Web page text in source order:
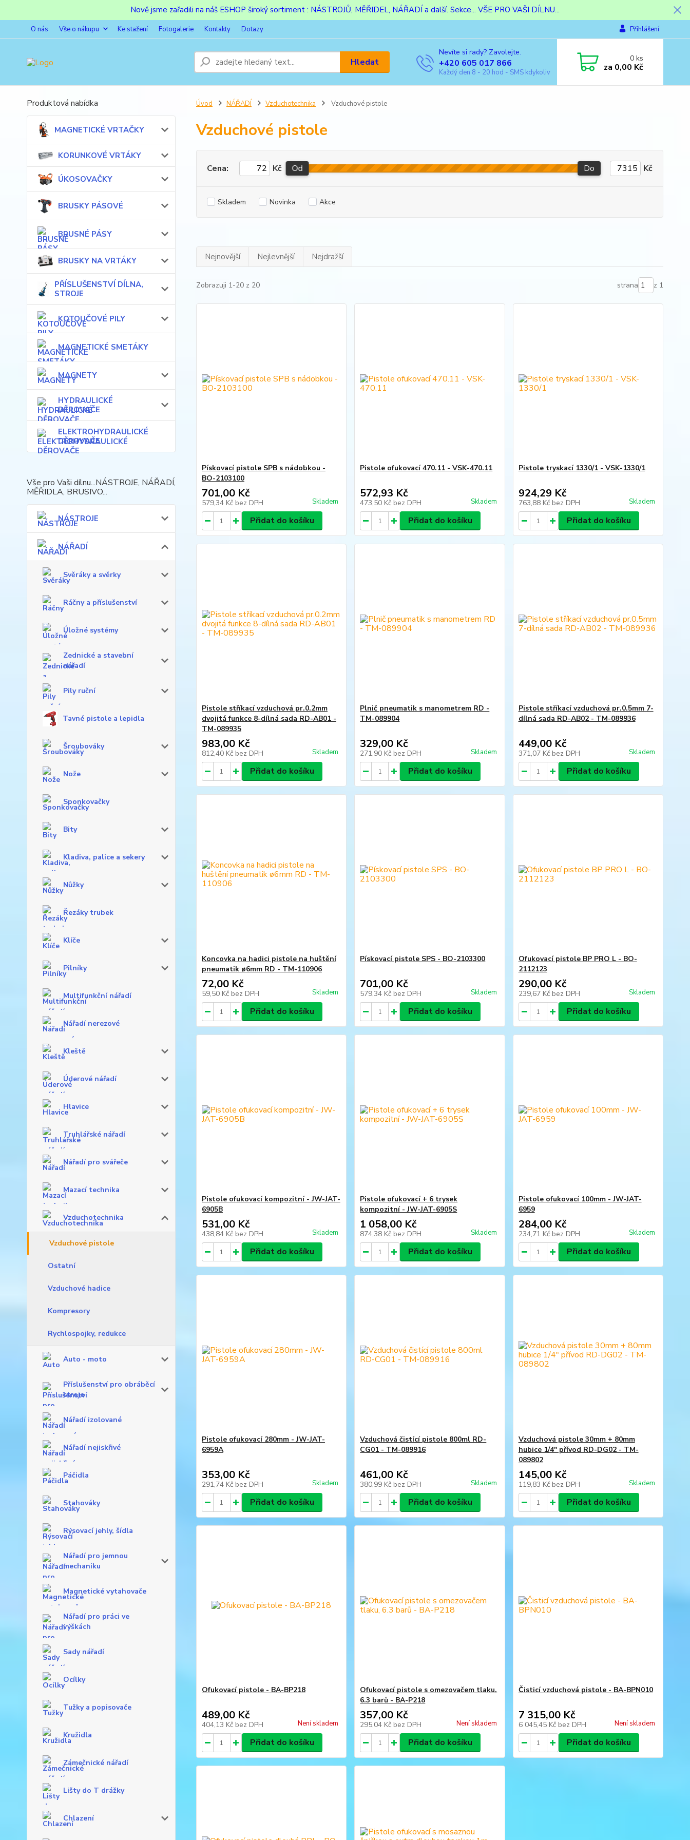
Nově jsme zařadili na náš ESHOP široký sortiment : NÁSTROJŮ, MĚŘIDEL, NÁŘADÍ a další. Sekce... VŠE PRO VAŠI DÍLNU...
O nás Vše o nákupu Ke stažení Fotogalerie Kontakty Dotazy Přihlášení
Hledat
Nevíte si rady? Zavolejte.
+420 605 017 866
Každý den 8 - 20 hod - SMS kdykoliv
0ks
za 0,00 Kč
Produktová nabídka
MAGNETICKÉ VRTAČKY
KORUNKOVÉ VRTÁKY
ÚKOSOVAČKY
BRUSKY PÁSOVÉ
BRUSNÉ PÁSY
BRUSKY NA VRTÁKY
PŘÍSLUŠENSTVÍ DÍLNA,
STROJE
KOTOUČOVÉ PILY
MAGNETICKÉ SMETÁKY
MAGNETY
HYDRAULICKÉ
DĚROVAČE
ELEKTROHYDRAULICKÉ
DĚROVAČE
Vše pro Vaši dílnu...NÁSTROJE, NÁŘADÍ,
MĚŘIDLA, BRUSIVO...
NÁSTROJE
NÁŘADÍ
Svěráky a svěrky
Ráčny a příslušenství
Úložné systémy
Zednické a stavební
nářadí
Pily ruční
Tavné pistole a lepidla
Šroubováky
Nože
Sponkovačky
Bity
Kladiva, palice a sekery
Nůžky
Řezáky trubek
Klíče
Pilníky
Multifunkční nářadí
Nářadí nerezové
Kleště
Úderové nářadí
Hlavice
Truhlářské nářadí
Nářadí pro svářeče
Mazací technika
Vzduchotechnika
Vzduchové pistole
Ostatní
Vzduchové hadice
Kompresory
Rychlospojky, redukce
Auto - moto
Příslušenství pro obráběcí
stroje
Nářadí izolované
Nářadí nejiskřivé
Páčidla
Stahováky
Rýsovací jehly, šídla
Nářadí pro jemnou
mechaniku
Magnetické vytahovače
Nářadí pro práci ve
výškách
Sady nářadí
Ocílky
Tužky a popisovače
Kružidla
Zámečnické nářadí
Lišty do T drážky
Chlazení
Úvod NÁŘADÍ Vzduchotechnika Vzduchové pistole
Vzduchové pistole
Cena: Kč Od Do Kč
Skladem Novinka Akce
Nejnovější Nejlevnější Nejdražší
Zobrazuji 1-20 z 20 strana z 1
Pískovací pistole SPB s nádobkou -
BO-2103100
701,00 Kč
579,34 Kč bez DPH Skladem
Přidat do košíku
Pistole ofukovací 470.11 - VSK-470.11
572,93 Kč
473,50 Kč bez DPH Skladem
Přidat do košíku
Pistole tryskací 1330/1 - VSK-1330/1
924,29 Kč
763,88 Kč bez DPH Skladem
Přidat do košíku
Pistole stříkací vzduchová pr.0.2mm
dvojitá funkce 8-dílná sada RD-AB01 -
TM-089935
983,00 Kč
812,40 Kč bez DPH Skladem
Přidat do košíku
Plnič pneumatik s manometrem RD -
TM-089904
329,00 Kč
271,90 Kč bez DPH Skladem
Přidat do košíku
Pistole stříkací vzduchová pr.0.5mm 7-
dílná sada RD-AB02 - TM-089936
449,00 Kč
371,07 Kč bez DPH Skladem
Přidat do košíku
Koncovka na hadici pistole na huštění
pneumatik ø6mm RD - TM-110906
72,00 Kč
59,50 Kč bez DPH Skladem
Přidat do košíku
Pískovací pistole SPS - BO-2103300
701,00 Kč
579,34 Kč bez DPH Skladem
Přidat do košíku
Ofukovací pistole BP PRO L - BO-
2112123
290,00 Kč
239,67 Kč bez DPH Skladem
Přidat do košíku
Pistole ofukovací kompozitní - JW-JAT-
6905B
531,00 Kč
438,84 Kč bez DPH Skladem
Přidat do košíku
Pistole ofukovací + 6 trysek
kompozitní - JW-JAT-6905S
1 058,00 Kč
874,38 Kč bez DPH Skladem
Přidat do košíku
Pistole ofukovací 100mm - JW-JAT-
6959
284,00 Kč
234,71 Kč bez DPH Skladem
Přidat do košíku
Pistole ofukovací 280mm - JW-JAT-
6959A
353,00 Kč
291,74 Kč bez DPH Skladem
Přidat do košíku
Vzduchová čistící pistole 800ml RD-
CG01 - TM-089916
461,00 Kč
380,99 Kč bez DPH Skladem
Přidat do košíku
Vzduchová pistole 30mm + 80mm
hubice 1/4" přívod RD-DG02 - TM-
089802
145,00 Kč
119,83 Kč bez DPH Skladem
Přidat do košíku
Ofukovací pistole - BA-BP218
489,00 Kč
404,13 Kč bez DPH Není skladem
Přidat do košíku
Ofukovací pistole s omezovačem tlaku,
6.3 barů - BA-P218
357,00 Kč
295,04 Kč bez DPH Není skladem
Přidat do košíku
Čisticí vzduchová pistole - BA-BPN010
7 315,00 Kč
6 045,45 Kč bez DPH Není skladem
Přidat do košíku